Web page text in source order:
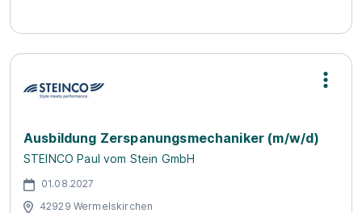
Ausbildung Zerspanungsmechaniker (m/w/d)
STEINCO Paul vom Stein GmbH
01.08.2027
42929 Wermelskirchen